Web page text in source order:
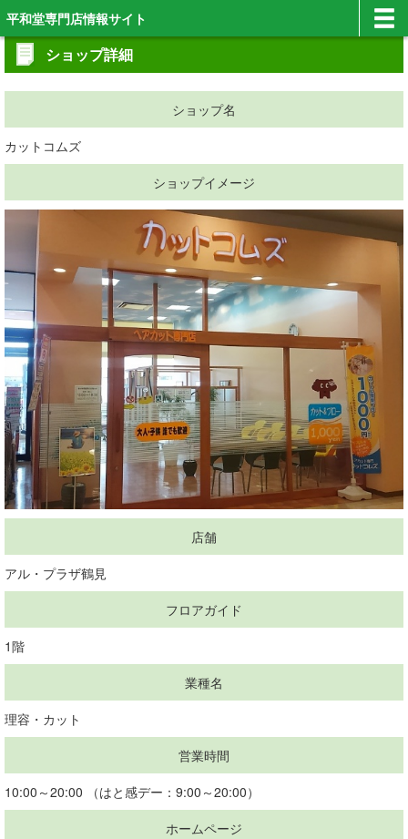
平和堂専門店情報サイト
ショップ詳細
ショップ名
カットコムズ
ショップイメージ
店舗
アル・プラザ鶴見
フロアガイド
1階
業種名
理容・カット
営業時間
10:00～20:00 （はと感デー：9:00～20:00）
ホームページ